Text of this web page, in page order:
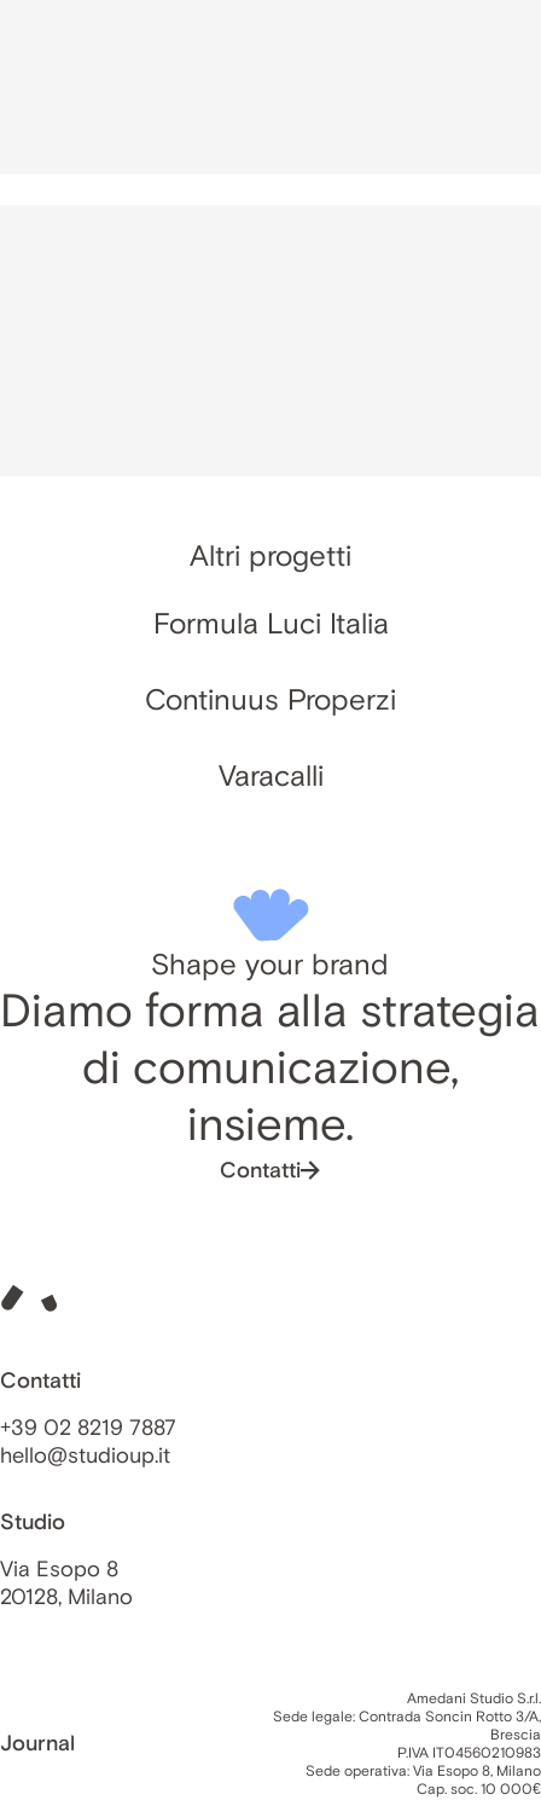
Altri progetti
Formula Luci Italia
Continuus Properzi
Varacalli
Shape your brand
Diamo forma alla strategia
di comunicazione,
insieme.
Contatti
Contatti
+39 02 8219 7887
hello@studioup.it
Studio
Via Esopo 8
20128, Milano
Journal
Amedani Studio S.r.l.
Sede legale: Contrada Soncin Rotto 3/A,
Brescia
P.IVA IT04560210983
Sede operativa: Via Esopo 8, Milano
Cap. soc. 10 000€